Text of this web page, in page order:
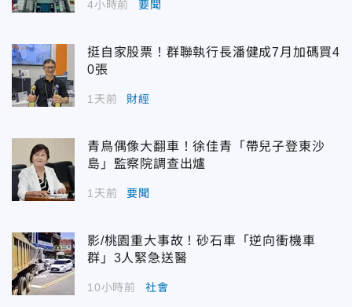
4小時前 要聞
挺自家股票！群聯執行長潘健成7月加碼買4
0張
1天前 財經
青鳥偶像大翻車！徐佳青「帶兒子登東沙
島」監察院調查出爐
1天前 要聞
影/桃園重大事故！砂石車「逆向衝機車
群」3人緊急送醫
10小時前 社會